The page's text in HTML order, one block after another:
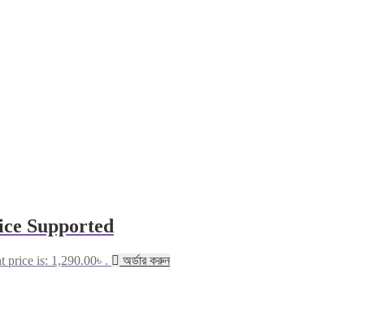
Supported
price is: 1,290.00৳ . অর্ডার করুন